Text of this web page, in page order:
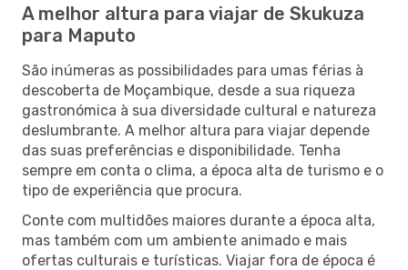
A melhor altura para viajar de Skukuza
para Maputo
São inúmeras as possibilidades para umas férias à
descoberta de Moçambique, desde a sua riqueza
gastronómica à sua diversidade cultural e natureza
deslumbrante. A melhor altura para viajar depende
das suas preferências e disponibilidade. Tenha
sempre em conta o clima, a época alta de turismo e o
tipo de experiência que procura.
Conte com multidões maiores durante a época alta,
mas também com um ambiente animado e mais
ofertas culturais e turísticas. Viajar fora de época é